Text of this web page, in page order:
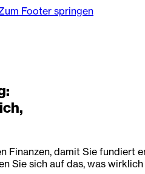
Footer springen
Finanzen, damit Sie fundiert
Sie sich auf das, was